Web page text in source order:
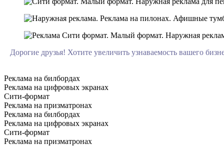
Дорогие друзья! Хотите увеличить узнаваемость вашего
Реклама на билбордах
Реклама на цифровых экранах
Сити-формат
Реклама на призматронах
Реклама на билбордах
Реклама на цифровых экранах
Сити-формат
Реклама на призматронах